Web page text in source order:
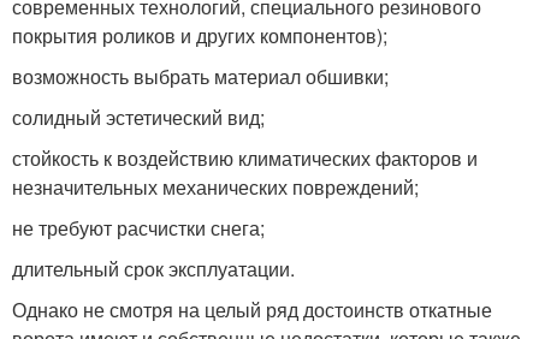
современных технологий, специального резинового
покрытия роликов и других компонентов);
возможность выбрать материал обшивки;
солидный эстетический вид;
стойкость к воздействию климатических факторов и
незначительных механических повреждений;
не требуют расчистки снега;
длительный срок эксплуатации.
Однако не смотря на целый ряд достоинств откатные